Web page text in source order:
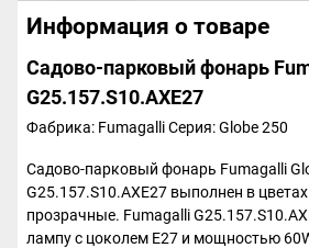
Информация о товаре
Садово-парковый фонарь
G25.157.S10.AXE27
Фабрика: FumagalliСерия: Globe 250
Садово-парковый фонарь Fumagalli
G25.157.S10.AXE27 выполнен в
прозрачные. Fumagalli
лампу с цоколем E27 и мощностью